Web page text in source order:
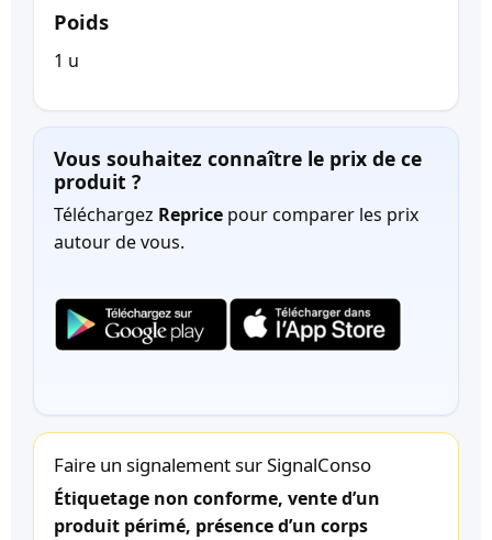
Poids
1 u
Vous souhaitez connaître le prix de ce
produit ?
Téléchargez Reprice pour comparer les prix
autour de vous.
Faire un signalement sur SignalConso
Étiquetage non conforme, vente d’un
produit périmé, présence d’un corps